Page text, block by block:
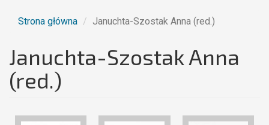
Strona główna Januchta-Szostak Anna (red.)
Januchta-Szostak Anna
(red.)